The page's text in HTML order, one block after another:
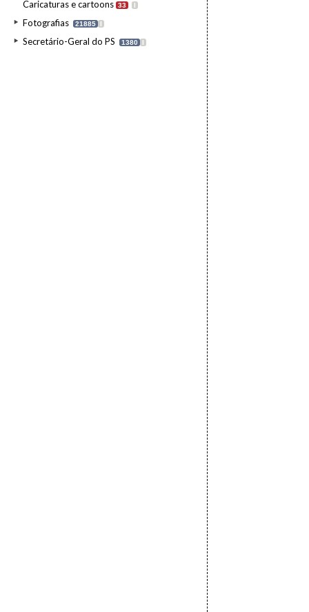
Caricaturas e cartoons 33 I
Fotografias 21885 I
Secretário-Geral do PS 1380 I